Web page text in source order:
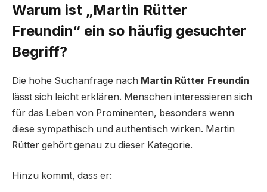
Warum ist „Martin Rütter
Freundin“ ein so häufig gesuchter
Begriff?
Die hohe Suchanfrage nach Martin Rütter Freundin
lässt sich leicht erklären. Menschen interessieren sich
für das Leben von Prominenten, besonders wenn
diese sympathisch und authentisch wirken. Martin
Rütter gehört genau zu dieser Kategorie.
Hinzu kommt, dass er: